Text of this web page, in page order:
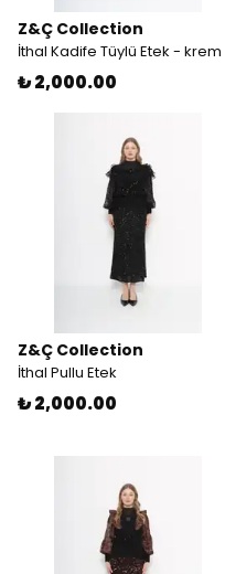
Z&Ç Collection
İthal Kadife Tüylü Etek - krem
₺ 2,000.00
Z&Ç Collection
İthal Pullu Etek
₺ 2,000.00